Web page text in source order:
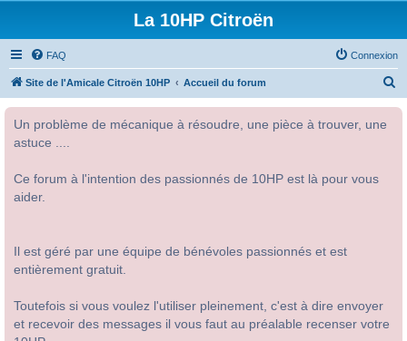
La 10HP Citroën
FAQ Connexion
Site de l'Amicale Citroën 10HP Accueil du forum
Un problème de mécanique à résoudre, une pièce à trouver, une
astuce ....
Ce forum à l'intention des passionnés de 10HP est là pour vous
aider.
Il est géré par une équipe de bénévoles passionnés et est
entièrement gratuit.
Toutefois si vous voulez l'utiliser pleinement, c'est à dire envoyer
et recevoir des messages il vous faut au préalable recenser votre